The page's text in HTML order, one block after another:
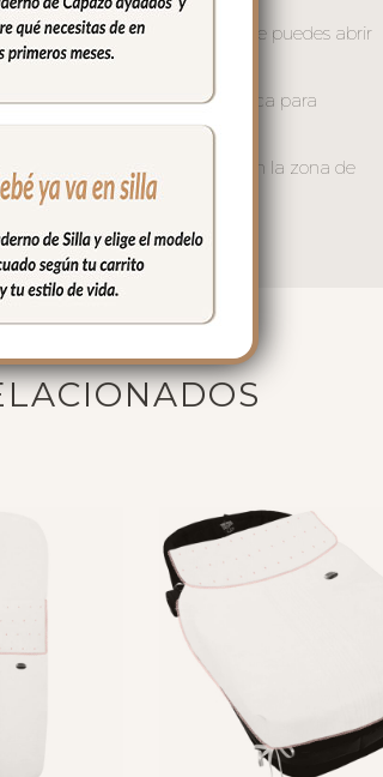
y de doble carro, de forma que puedes abrir
la tapa es de micro fibra hueca para
reforzado que la funda en la zona de
al natural.